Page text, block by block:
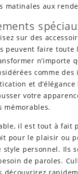
matinales aux
sur des
peuvent faire
n’importe
comme
et
votre
mémorables.
il est tout à fait
pour le plaisir ou
personnel. Ils
de paroles.